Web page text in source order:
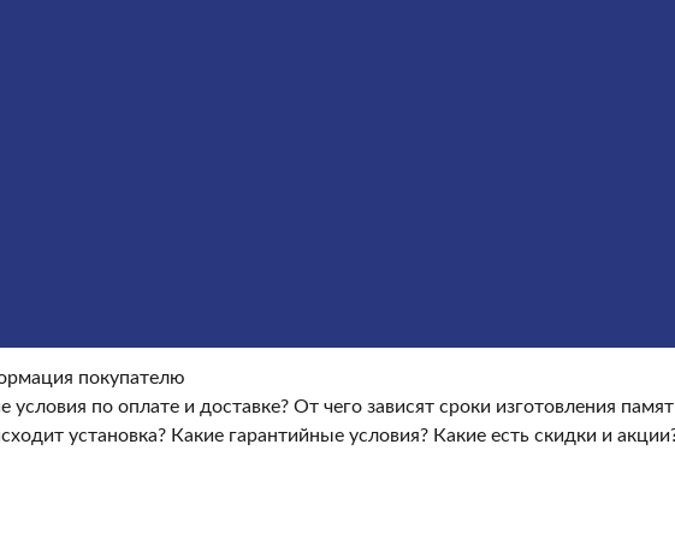
покупателю
условия по оплате и доставке? От чего зависят сроки изготовления
установка? Какие гарантийные условия? Какие есть скидки и